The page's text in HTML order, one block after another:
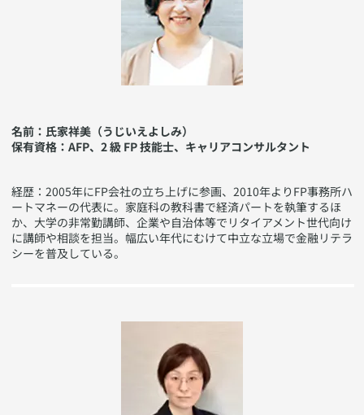
名前：氏家祥美（うじいえよしみ）
保有資格：AFP、2 級 FP 技能士、キャリアコンサルタント
​経歴：2005年にFP会社の立ち上げに参画、2010年よりFP事務所ハ
ートマネーの代表に。家庭科の教科書で経済パートを執筆するほ
か、大学の非常勤講師、企業や自治体等でリタイアメント世代向け
に講師や相談を担当。幅広い年代にむけて中立な立場で金融リテラ
シーを普及している。